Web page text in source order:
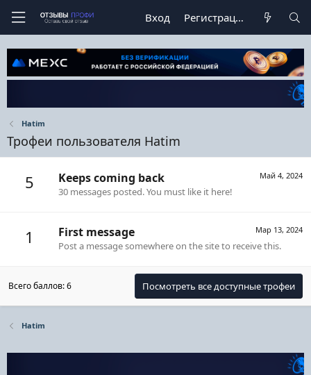
Вход Регистрация
Hatim
Трофеи пользователя Hatim
5 Май 4, 2024
Keeps coming back
30 messages posted. You must like it here!
1 Мар 13, 2024
First message
Post a message somewhere on the site to receive this.
Всего баллов: 6 Посмотреть все доступные трофеи
Hatim